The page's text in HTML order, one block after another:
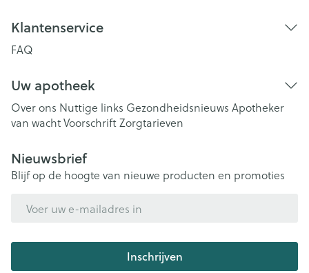
Klantenservice
FAQ
Uw apotheek
Over ons Nuttige links Gezondheidsnieuws Apotheker
van wachtVoorschriftZorgtarieven
Nieuwsbrief
Blijf op de hoogte van nieuwe producten en promoties
Inschrijven